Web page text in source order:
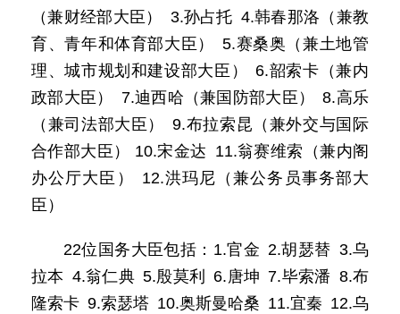
（兼财经部大臣） 3.孙占托 4.韩春那洛（兼教
育、青年和体育部大臣） 5.赛桑奥（兼土地管
理、城市规划和建设部大臣） 6.韶索卡（兼内
政部大臣） 7.迪西哈（兼国防部大臣） 8.高乐
（兼司法部大臣） 9.布拉索昆（兼外交与国际
合作部大臣） 10.宋金达 11.翁赛维索（兼内阁
办公厅大臣） 12.洪玛尼（兼公务员事务部大
臣）
22位国务大臣包括：1.官金 2.胡瑟替 3.乌
拉本 4.翁仁典 5.殷莫利 6.唐坤 7.毕索潘 8.布
隆索卡 9.索瑟塔 10.奥斯曼哈桑 11.宜秦 12.乌